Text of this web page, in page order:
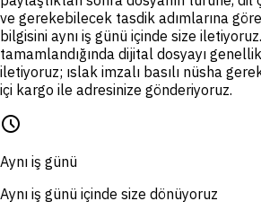
ve gerekebilecek tasdik adımlarına
bilgisini aynı iş günü içinde size
tamamlandığında dijital dosyayı
iletiyoruz; ıslak imzalı basılı nüsha
içi kargo ile adresinize gönderiyoruz.
schedule
Aynı iş günü
Aynı iş günü içinde size dönüyoruz